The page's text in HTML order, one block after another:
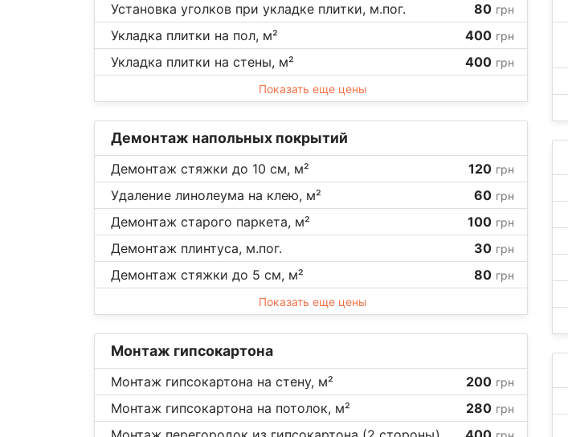
Установка уголков при укладке плитки, м.пог. 80 грн
Укладка плитки на пол, м² 400 грн
Укладка плитки на стены, м² 400 грн
Показать еще цены
Демонтаж напольных покрытий
Демонтаж стяжки до 10 см, м² 120 грн
Удаление линолеума на клею, м² 60 грн
Демонтаж старого паркета, м² 100 грн
Демонтаж плинтуса, м.пог. 30 грн
Демонтаж стяжки до 5 см, м² 80 грн
Показать еще цены
Монтаж гипсокартона
Монтаж гипсокартона на стену, м² 200 грн
Монтаж гипсокартона на потолок, м² 280 грн